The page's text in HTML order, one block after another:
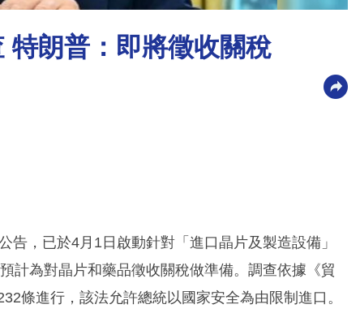
特朗普：即將徵收關稅
，已於4月1日啟動針對「進口晶片及製造設備」
計為對晶片和藥品徵收關稅做準備。調查依據《貿
條進行，該法允許總統以國家安全為由限制進口。